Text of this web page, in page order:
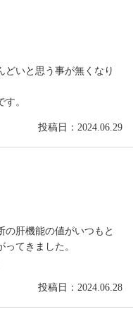
どいと思う事が無くなり
。
投稿日：2024.06.29
の肝機能の値がいつもと
てきました。
投稿日：2024.06.28